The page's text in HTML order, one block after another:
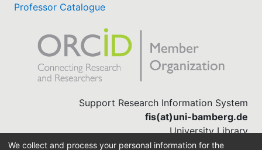
Professor Catalogue
Support Research Information System
fis(at)uni-bamberg.de
University Library
(0951) 863-1568
We collect and process your personal information for the